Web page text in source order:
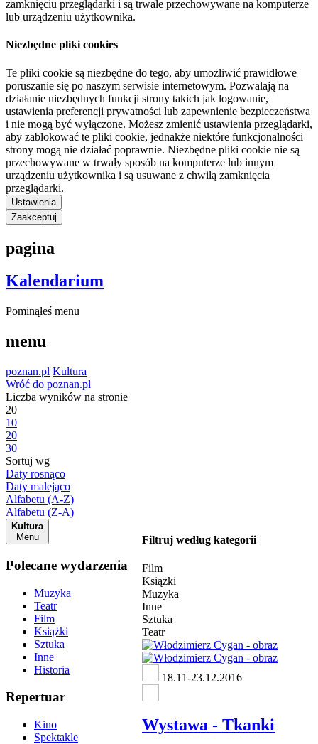
zamknięciu przeglądarki i są trwale przechowywane na komputerze
lub urządzeniu użytkownika.
Niezbędne pliki cookies
Te pliki cookie są niezbędne do tego, aby umożliwić prawidłowe
poruszanie się po naszym serwisie internetowym. Pozwalają na
działanie niezbędnych funkcji strony takich jak logowanie,
ustawienia preferencji prywatności lub zapewnienie bezpieczeństwa
i nie mogą być wyłączone. Możesz zmienić ustawienia przeglądarki,
aby zablokować te pliki cookie, jednakże niektóre funkcjonalności
strony mogą nie działać poprawnie. Niezbędne pliki cookie nie są
przechowywane w trwały sposób na komputerze lub innym
urządzeniu użytkownika i są usuwane z chwilą zamknięcia
przeglądarki.
Ustawienia
Zaakceptuj
pagina
Kalendarium
Pominąłeś menu
menu
poznan.pl Kultura
Wróć do poznan.pl
Liczba wyników na stronie
20
10
20
30
Sortuj wg
Daty rosnąco
Daty malejąco
Alfabetu (A-Z)
Alfabetu (Z-A)
Kultura
Menu
Polecane wydarzenia
Muzyka
Teatr
Film
Książki
Sztuka
Inne
Historia
Repertuar
Kino
Spektakle
Filtruj według kategorii
Film
Książki
Muzyka
Inne
Sztuka
Teatr
18.11-23.12.2016
Wystawa - Tkanki